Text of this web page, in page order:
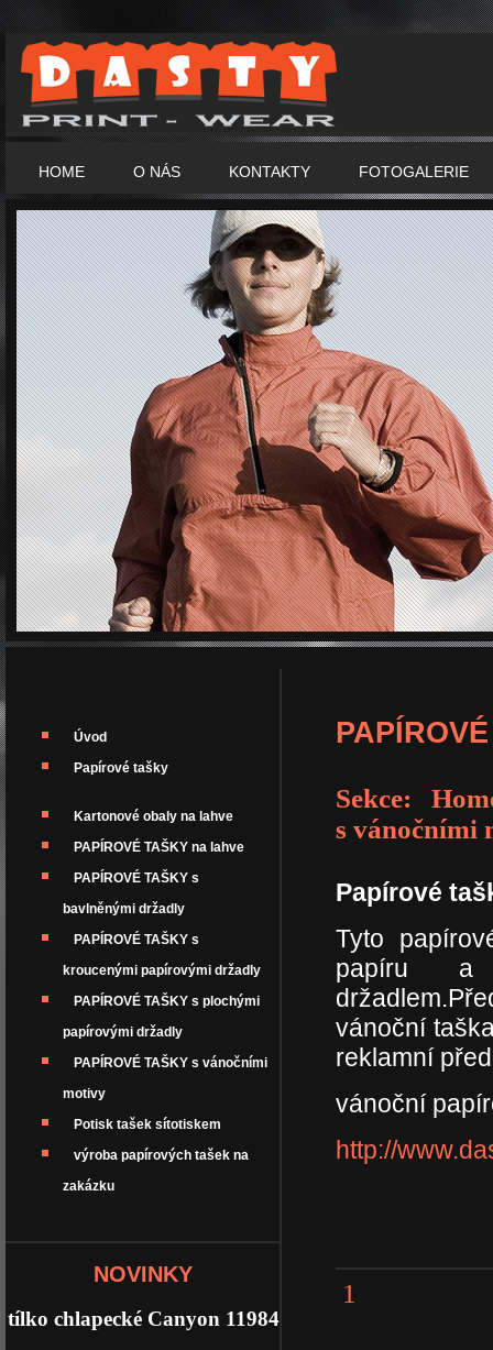
HOME O NÁS KONTAKTY FOTOGALERIE
Úvod
Papírové tašky
Kartonové obaly na lahve
PAPÍROVÉ TAŠKY na lahve
PAPÍROVÉ TAŠKY s
bavlněnými držadly
PAPÍROVÉ TAŠKY s
kroucenými papírovými držadly
PAPÍROVÉ TAŠKY s plochými
papírovými držadly
PAPÍROVÉ TAŠKY s vánočními
motivy
Potisk tašek sítotiskem
výroba papírových tašek na
zakázku
NOVINKY
tílko chlapecké Canyon 11984
Sekce:
s vánočními
Papírové
Tyto
papíru a
vánoční
reklamní
vánoční
http://
1